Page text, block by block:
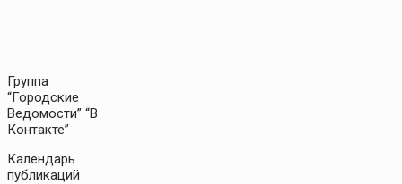
Группа
“Городские
Ведомости” “В
Контакте”
Календарь
публикаций